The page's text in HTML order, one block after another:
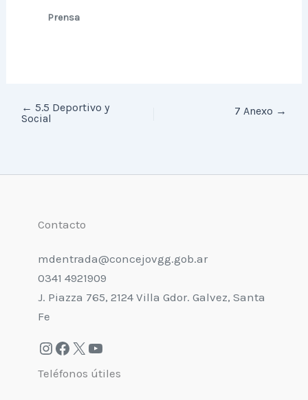
Prensa
← 5.5 Deportivo y
Social
7 Anexo →
Contacto
mdentrada@concejovgg.gob.ar
0341 4921909
J. Piazza 765, 2124 Villa Gdor. Galvez, Santa
Fe
Teléfonos útiles